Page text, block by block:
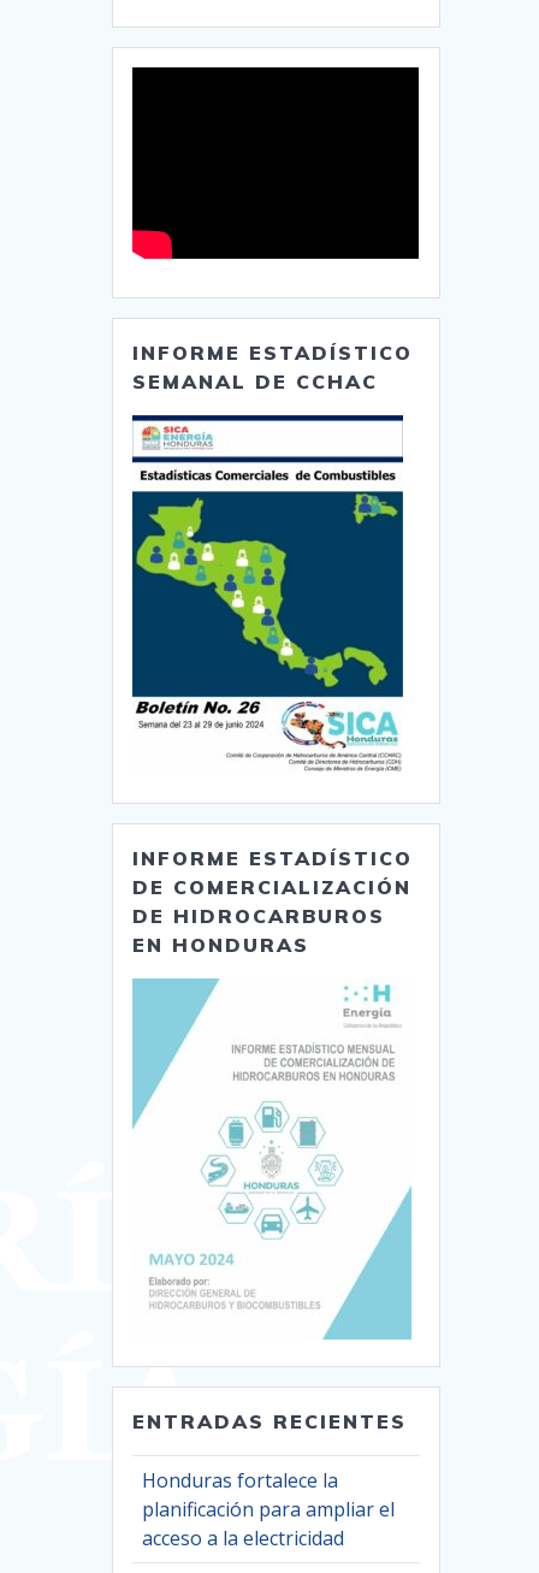
INFORME ESTADÍSTICO
SEMANAL DE CCHAC
INFORME ESTADÍSTICO
DE COMERCIALIZACIÓN
DE HIDROCARBUROS
EN HONDURAS
ENTRADAS RECIENTES
Honduras fortalece la
planificación para ampliar el
acceso a la electricidad